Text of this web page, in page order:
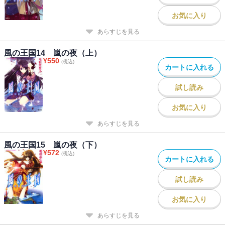
お気に入り
あらすじを見る
風の王国14 嵐の夜（上）
¥550 (税込)
カートに入れる
試し読み
お気に入り
あらすじを見る
風の王国15 嵐の夜（下）
¥572 (税込)
カートに入れる
試し読み
お気に入り
あらすじを見る